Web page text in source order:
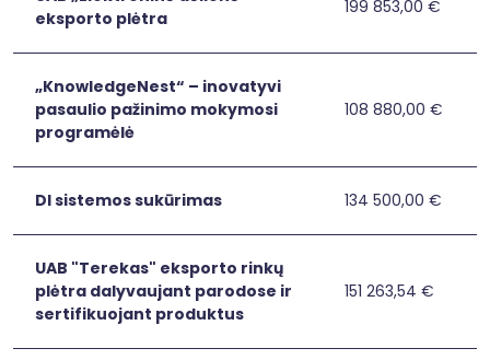
APV
produktus
UAB
Deverium
UAB
eksporto
plėtra
eksporto plėtra
UAB
199 853,00 €
„KnowledgeNest“
–
inovatyvi
pasaulio
pažinimo
mokymosi
programėlė
„KnowledgeNest“ – inovatyvi
pasaulio pažinimo mokymosi
programėlė
108 880,00 €
DI
sistemos
sukūrimas
DI sistemos sukūrimas DI sistemos
134 500,00 €
UAB
"Terekas"
eksporto
UAB "Terekas" eksporto rinkų
plėtra dalyvaujant parodose ir
sertifikuojant produktus
UAB "Terekas"
151 263,54 €